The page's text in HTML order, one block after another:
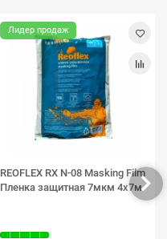
Лидер продаж
REOFLEX RX N-08 Masking Film
Пленка защитная 7мкм 4х7м